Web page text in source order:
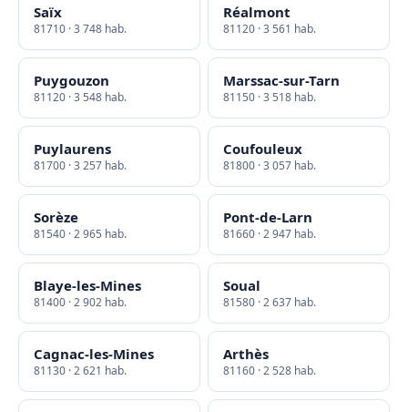
Saïx
81710 · 3 748 hab.
Réalmont
81120 · 3 561 hab.
Puygouzon
81120 · 3 548 hab.
Marssac-sur-Tarn
81150 · 3 518 hab.
Puylaurens
81700 · 3 257 hab.
Coufouleux
81800 · 3 057 hab.
Sorèze
81540 · 2 965 hab.
Pont-de-Larn
81660 · 2 947 hab.
Blaye-les-Mines
81400 · 2 902 hab.
Soual
81580 · 2 637 hab.
Cagnac-les-Mines
81130 · 2 621 hab.
Arthès
81160 · 2 528 hab.